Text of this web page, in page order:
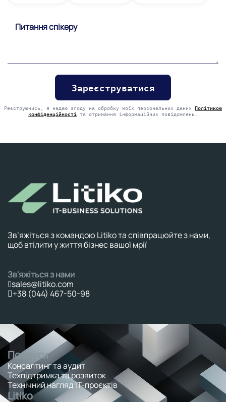
empty.
Реєструючись, я надаю згоду на обробку моїх персональних даних Політикою
конфіденційності та отримання інформаційних повідомлень.
Зв’яжіться з командою Litiko та співпрацюйте з нами,
щоб втілити у життя бізнес вашої мрії
Зв'яжіться з нами
sales@litiko.com
+38 (044) 467-50-98
Послуги
Консалтинг та аудит
Техпідтримка та розвиток
Технічний нагляд ІТ-проєктів
Litiko